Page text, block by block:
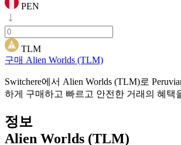
PEN
TLM
구매 Alien Worlds (TLM)
Switchere에서 Alien Worlds (TLM)로
하게 구매하고 빠르고 안전한 거래의 혜택
정보
Alien Worlds (TLM)